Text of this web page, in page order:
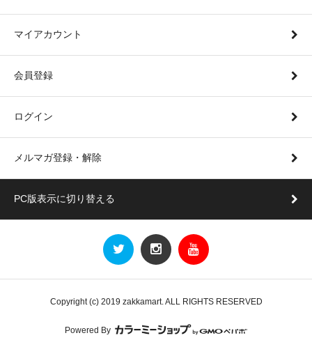
マイアカウント
会員登録
ログイン
メルマガ登録・解除
PC版表示に切り替える
Copyright (c) 2019 zakkamart. ALL RIGHTS RESERVED
Powered By